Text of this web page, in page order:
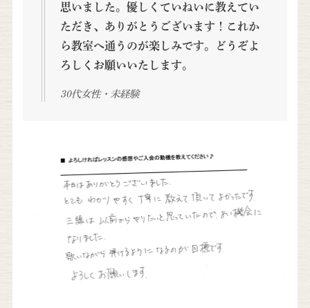
思いました。優しくていねいに教えてい
ただき、ありがとうございます！これか
ら教室へ通うのが楽しみです。どうぞよ
ろしくお願いいたします。
30代女性・未経験